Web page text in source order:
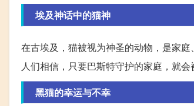
埃及神话中的猫神
在古埃及，猫被视为神圣的动物，是家
人们相信，只要巴斯特守护的家庭，就会
黑猫的幸运与不幸